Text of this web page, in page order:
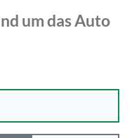
um das Auto